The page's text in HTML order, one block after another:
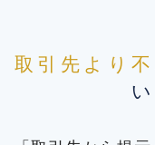
取引先より